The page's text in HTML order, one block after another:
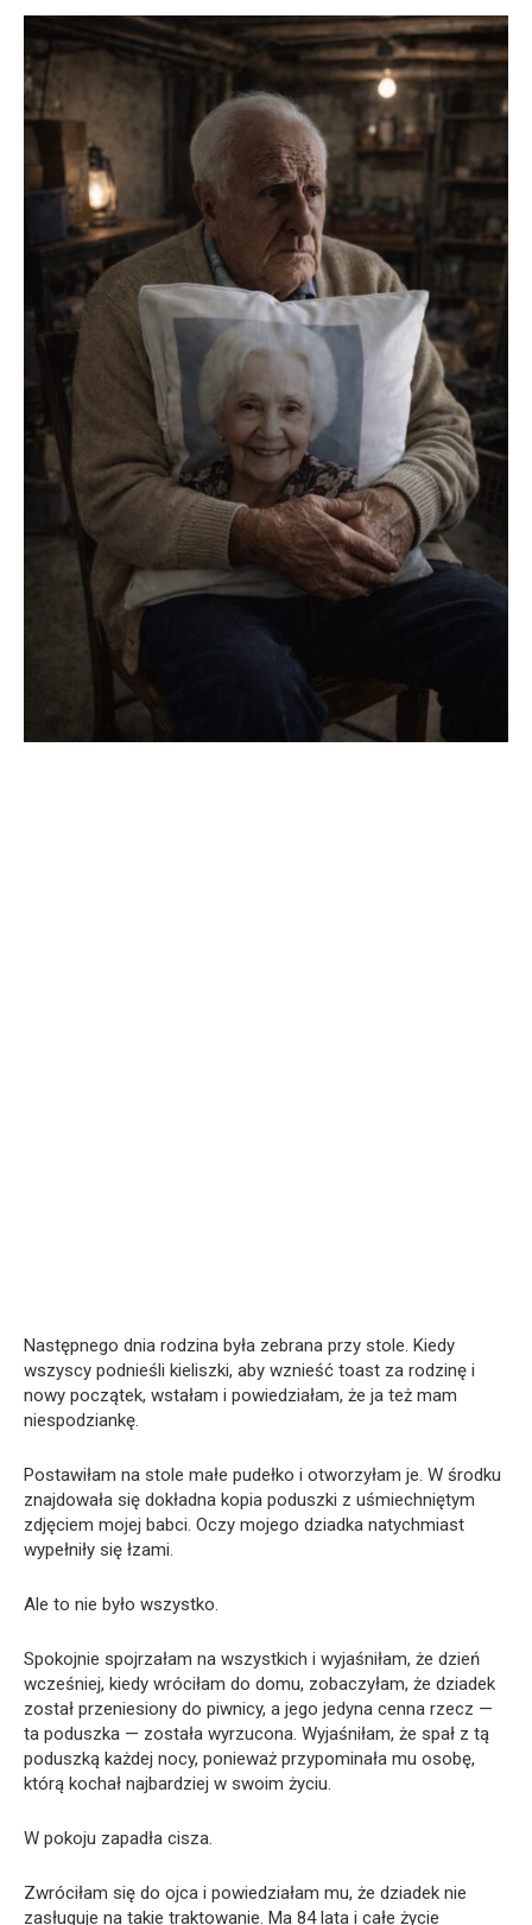
Następnego dnia rodzina była zebrana przy stole. Kiedy
wszyscy podnieśli kieliszki, aby wznieść toast za rodzinę i
nowy początek, wstałam i powiedziałam, że ja też mam
niespodziankę.
Postawiłam na stole małe pudełko i otworzyłam je. W środku
znajdowała się dokładna kopia poduszki z uśmiechniętym
zdjęciem mojej babci. Oczy mojego dziadka natychmiast
wypełniły się łzami.
Ale to nie było wszystko.
Spokojnie spojrzałam na wszystkich i wyjaśniłam, że dzień
wcześniej, kiedy wróciłam do domu, zobaczyłam, że dziadek
został przeniesiony do piwnicy, a jego jedyna cenna rzecz —
ta poduszka — została wyrzucona. Wyjaśniłam, że spał z tą
poduszką każdej nocy, ponieważ przypominała mu osobę,
którą kochał najbardziej w swoim życiu.
W pokoju zapadła cisza.
Zwróciłam się do ojca i powiedziałam mu, że dziadek nie
zasługuje na takie traktowanie. Ma 84 lata i całe życie